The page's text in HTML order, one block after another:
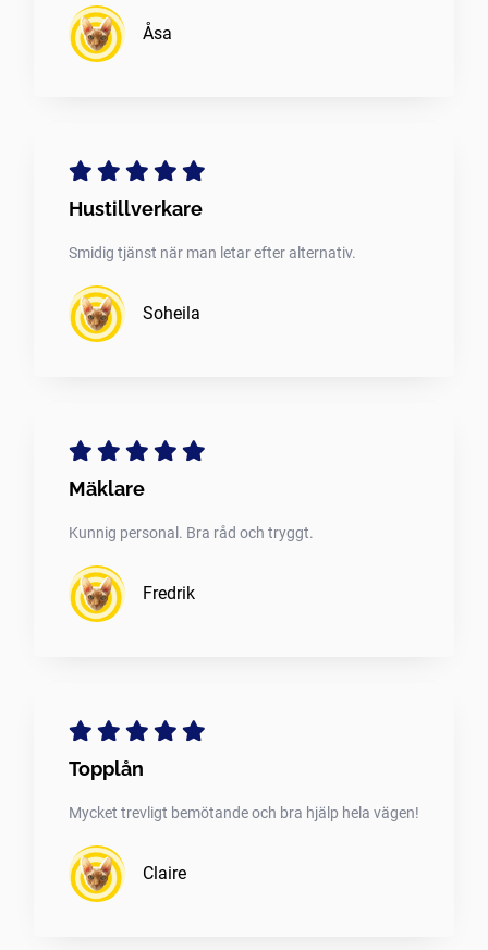
Åsa
Hustillverkare
Smidig tjänst när man letar efter alternativ.
Soheila
Mäklare
Kunnig personal. Bra råd och tryggt.
Fredrik
Topplån
Mycket trevligt bemötande och bra hjälp hela vägen!
Claire